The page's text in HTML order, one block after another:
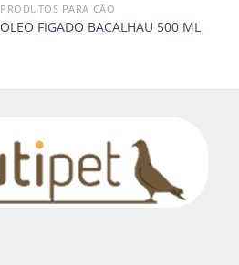
PRODUTOS PARA CÃO
OLEO FIGADO BACALHAU 500 ML